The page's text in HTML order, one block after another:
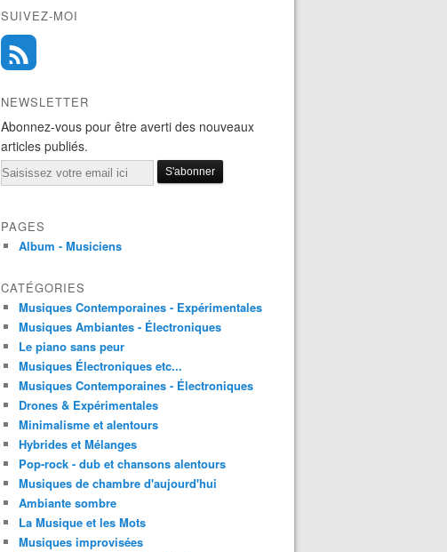
SUIVEZ-MOI
NEWSLETTER
Abonnez-vous pour être averti des nouveaux
articles publiés.
Email
PAGES
Album - Musiciens
CATÉGORIES
Musiques Contemporaines - Expérimentales
Musiques Ambiantes - Électroniques
Le piano sans peur
Musiques Électroniques etc...
Musiques Contemporaines - Électroniques
Drones & Expérimentales
Minimalisme et alentours
Hybrides et Mélanges
Pop-rock - dub et chansons alentours
Musiques de chambre d'aujourd'hui
Ambiante sombre
La Musique et les Mots
Musiques improvisées